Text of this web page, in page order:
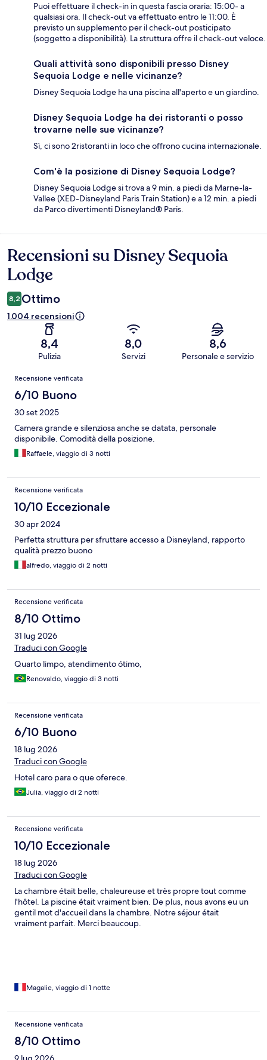
Puoi effettuare il check-in in questa fascia oraria: 15:00- a
qualsiasi ora. Il check-out va effettuato entro le 11:00. È
previsto un supplemento per il check-out posticipato
(soggetto a disponibilità). La struttura offre il check-out veloce.
Quali attività sono disponibili presso Disney
Sequoia Lodge e nelle vicinanze?
Disney Sequoia Lodge ha una piscina all'aperto e un giardino.
Disney Sequoia Lodge ha dei ristoranti o posso
trovarne nelle sue vicinanze?
Sì, ci sono 2ristoranti in loco che offrono cucina internazionale.
Com'è la posizione di Disney Sequoia Lodge?
Disney Sequoia Lodge si trova a 9 min. a piedi da Marne-la-
Vallee (XED-Disneyland Paris Train Station) e a 12 min. a piedi
da Parco divertimenti Disneyland® Paris.
Recensioni
Recensioni su Disney Sequoia
Lodge
8,2 Ottimo
1.004 recensioni
8,4
Pulizia
8,0
Servizi
8,6
Personale e servizio
Recensioni
Recensione verificata
6/10 Buono
30 set 2025
Camera grande e silenziosa anche se datata, personale
disponibile. Comodità della posizione.
Raffaele, viaggio di 3 notti
Recensione verificata
10/10 Eccezionale
30 apr 2024
Perfetta struttura per sfruttare accesso a Disneyland, rapporto
qualità prezzo buono
alfredo, viaggio di 2 notti
Recensione verificata
8/10 Ottimo
31 lug 2026
Traduci con Google
Quarto limpo, atendimento ótimo,
Renovaldo, viaggio di 3 notti
Recensione verificata
6/10 Buono
18 lug 2026
Traduci con Google
Hotel caro para o que oferece.
Julia, viaggio di 2 notti
Recensione verificata
10/10 Eccezionale
18 lug 2026
Traduci con Google
La chambre était belle, chaleureuse et très propre tout comme
l'hôtel. La piscine était vraiment bien. De plus, nous avons eu un
gentil mot d'accueil dans la chambre. Notre séjour était
vraiment parfait. Merci beaucoup.
Magalie, viaggio di 1 notte
Recensione verificata
8/10 Ottimo